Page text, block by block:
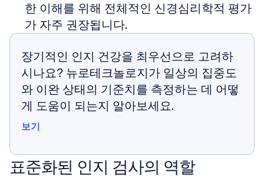
한 이해를 위해 전체적인 신경심리학적 평가
가 자주 권장됩니다.
장기적인 인지 건강을 최우선으로 고려하
시나요? 뉴로테크놀로지가 일상의 집중도
와 이완 상태의 기준치를 측정하는 데 어떻
게 도움이 되는지 알아보세요.
보기
표준화된 인지 검사의 역할